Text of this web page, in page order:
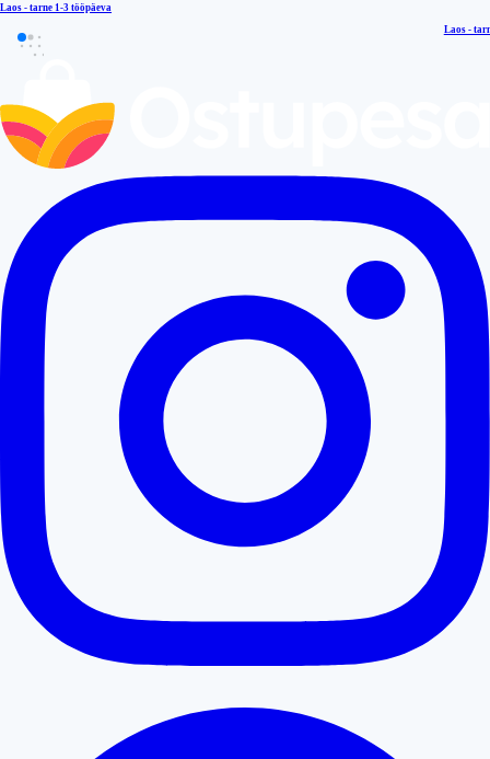
Laos - tarne 1-3 tööpäeva
Laos -